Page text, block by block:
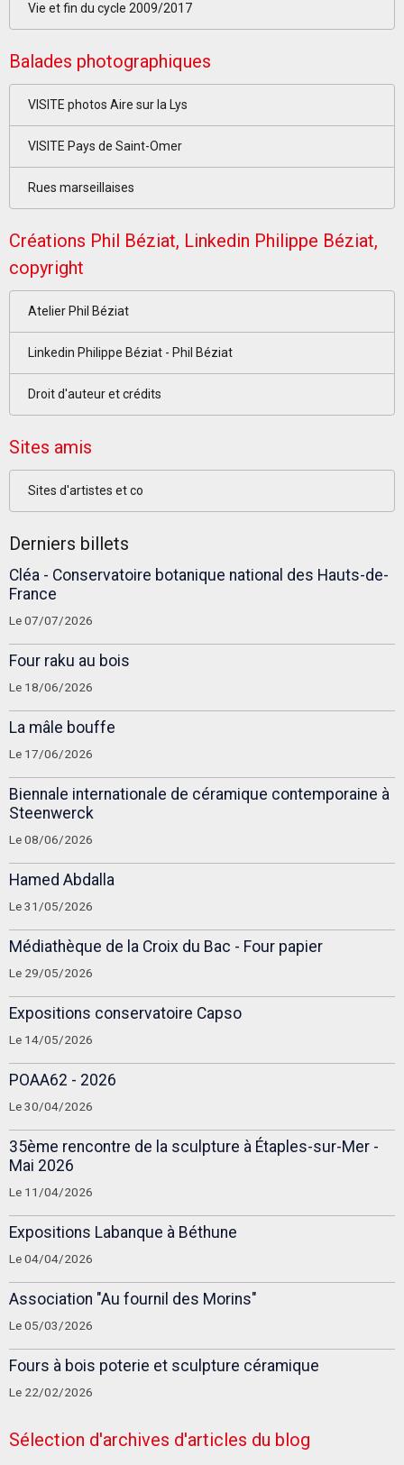
Vie et fin du cycle 2009/2017
Balades photographiques
VISITE photos Aire sur la Lys
VISITE Pays de Saint-Omer
Rues marseillaises
Créations Phil Béziat, Linkedin Philippe Béziat,
copyright
Atelier Phil Béziat
Linkedin Philippe Béziat - Phil Béziat
Droit d'auteur et crédits
Sites amis
Sites d'artistes et co
Derniers billets
Cléa - Conservatoire botanique national des Hauts-de-
France
Le 07/07/2026
Four raku au bois
Le 18/06/2026
La mâle bouffe
Le 17/06/2026
Biennale internationale de céramique contemporaine à
Steenwerck
Le 08/06/2026
Hamed Abdalla
Le 31/05/2026
Médiathèque de la Croix du Bac - Four papier
Le 29/05/2026
Expositions conservatoire Capso
Le 14/05/2026
POAA62 - 2026
Le 30/04/2026
35ème rencontre de la sculpture à Étaples-sur-Mer -
Mai 2026
Le 11/04/2026
Expositions Labanque à Béthune
Le 04/04/2026
Association "Au fournil des Morins"
Le 05/03/2026
Fours à bois poterie et sculpture céramique
Le 22/02/2026
Sélection d'archives d'articles du blog